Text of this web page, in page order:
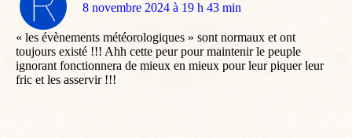
dit
8 novembre 2024 à 19 h 43 min
« les évènements météorologiques » sont normaux et ont
toujours existé !!! Ahh cette peur pour maintenir le peuple
ignorant fonctionnera de mieux en mieux pour leur piquer leur
fric et les asservir !!!